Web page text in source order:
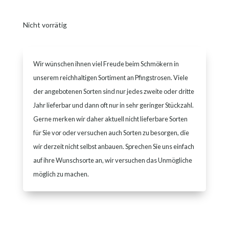
Nicht vorrätig
Wir wünschen ihnen viel Freude beim Schmökern in
unserem reichhaltigen Sortiment an Pfingstrosen. Viele
der angebotenen Sorten sind nur jedes zweite oder dritte
Jahr lieferbar und dann oft nur in sehr geringer Stückzahl.
Gerne merken wir daher aktuell nicht lieferbare Sorten
für Sie vor oder versuchen auch Sorten zu besorgen, die
wir derzeit nicht selbst anbauen. Sprechen Sie uns einfach
auf ihre Wunschsorte an, wir versuchen das Unmögliche
möglich zu machen.